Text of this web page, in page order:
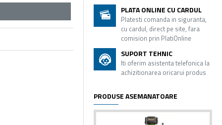
PLATA ONLINE CU CARDUL
Platesti comanda in siguranta,
cu cardul, direct pe site, fara
comision prin PlatiOnline
SUPORT TEHNIC
Iti oferim asistenta telefonica la
achizitionarea oricarui produs
PRODUSE ASEMANATOARE